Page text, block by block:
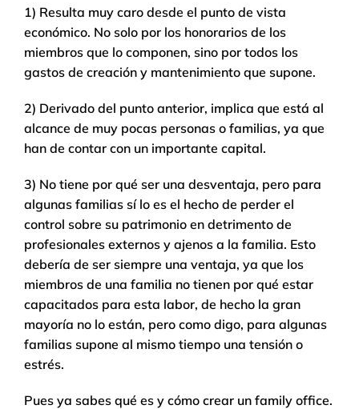
1) Resulta muy caro desde el punto de vista
económico. No solo por los honorarios de los
miembros que lo componen, sino por todos los
gastos de creación y mantenimiento que supone.
2) Derivado del punto anterior, implica que está al
alcance de muy pocas personas o familias, ya que
han de contar con un importante capital.
3) No tiene por qué ser una desventaja, pero para
algunas familias sí lo es el hecho de perder el
control sobre su patrimonio en detrimento de
profesionales externos y ajenos a la familia. Esto
debería de ser siempre una ventaja, ya que los
miembros de una familia no tienen por qué estar
capacitados para esta labor, de hecho la gran
mayoría no lo están, pero como digo, para algunas
familias supone al mismo tiempo una tensión o
estrés.
Pues ya sabes qué es y cómo crear un family office.